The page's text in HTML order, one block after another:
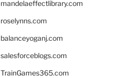
mandelaeffectlibrary.com
roselynns.com
balanceyoganj.com
salesforceblogs.com
TrainGames365.com